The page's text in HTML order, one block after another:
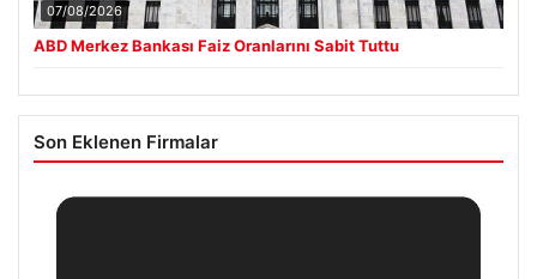
07/08/2026
ABD Merkez Bankası Faiz Oranlarını Sabit Tuttu
Son Eklenen Firmalar